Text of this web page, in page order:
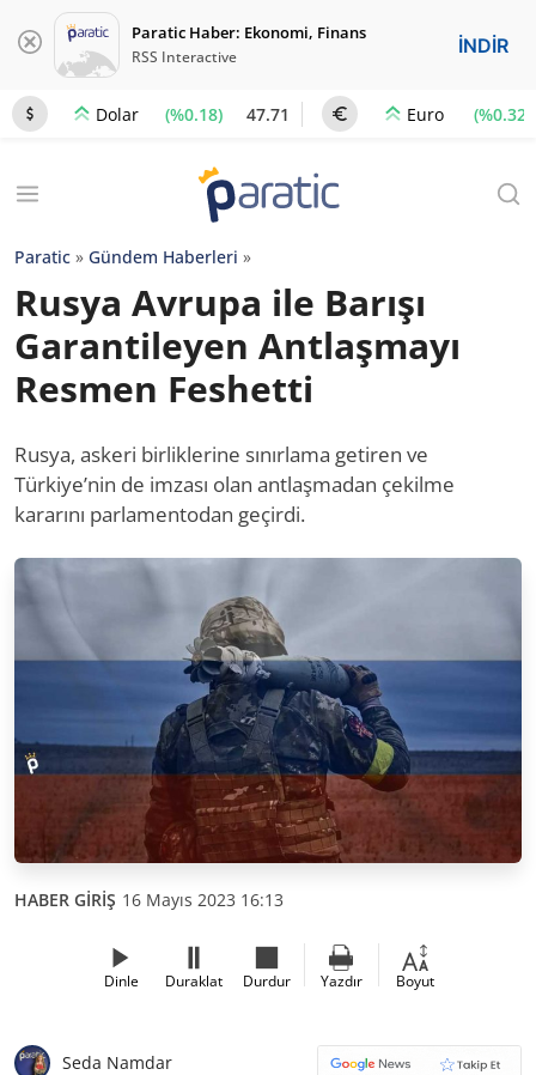
Paratic Haber: Ekonomi, Finans
RSS Interactive İNDİR
Dolar (%0.18) 47.71 Euro (%0.32)
Paratic » Gündem Haberleri »
Rusya Avrupa ile Barışı
Garantileyen Antlaşmayı
Resmen Feshetti
Rusya, askeri birliklerine sınırlama getiren ve
Türkiye’nin de imzası olan antlaşmadan çekilme
kararını parlamentodan geçirdi.
HABER GİRİŞ 16 Mayıs 2023 16:13
Dinle Duraklat Durdur Yazdır Boyut
Seda Namdar